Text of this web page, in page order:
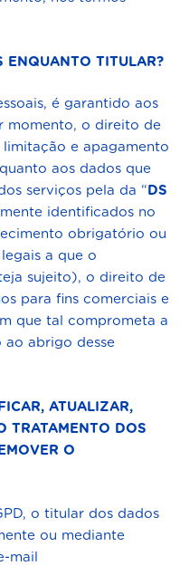
ENQUANTO TITULAR?
é garantido aos
momento, o direito de
e apagamento
aos dados que
serviços pela da “DS
identificados no
obrigatório ou
a que o
sujeito), o direito de
para fins comerciais e
que tal comprometa a
abrigo desse
ATUALIZAR,
TRATAMENTO DOS
O
o titular dos dados
ou mediante
mail